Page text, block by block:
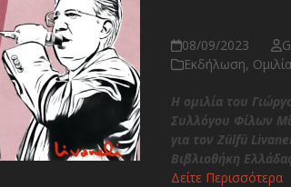
08/09/2023
Εκδήλωση, Ομιλία
Η ομιλία του
Συλλόγου Φίλων
για τον Zülfü
Βιβλιοθήκη
Δείτε Περισσότερα